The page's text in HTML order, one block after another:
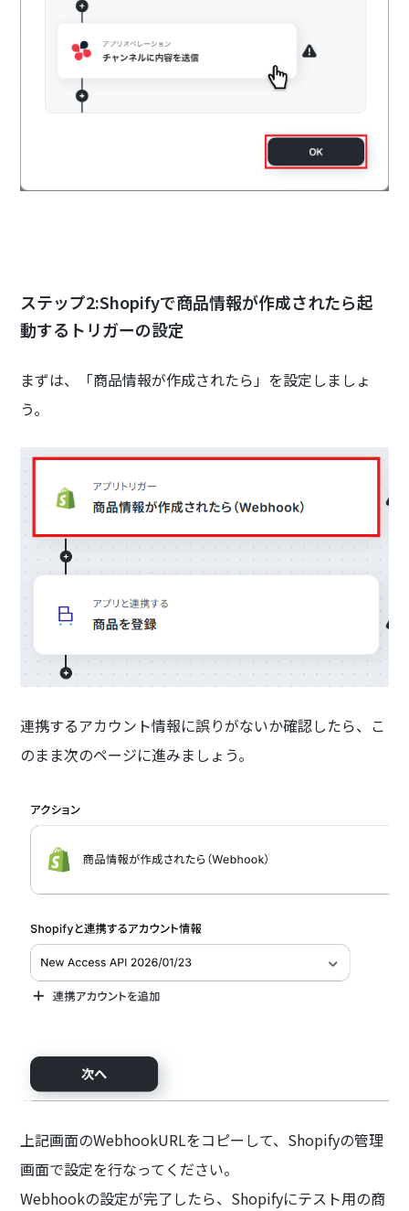
ステップ2:Shopifyで商品情報が作成されたら起
動するトリガーの設定
まずは、「商品情報が作成されたら」を設定しましょ
う。
連携するアカウント情報に誤りがないか確認したら、こ
のまま次のページに進みましょう。
上記画面のWebhookURLをコピーして、Shopifyの管理
画面で設定を行なってください。
Webhookの設定が完了したら、Shopifyにテスト用の商